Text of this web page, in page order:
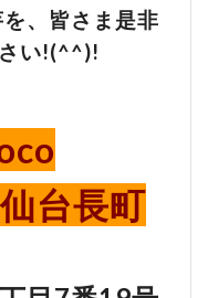
、皆さま是非
い!(^^)!
台長町